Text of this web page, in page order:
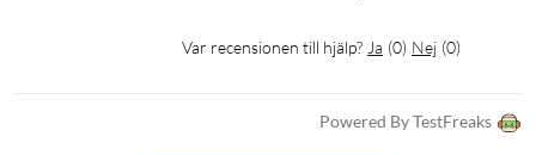
Var recensionen till hjälp? Ja (0) Nej (0)
Powered By TestFreaks